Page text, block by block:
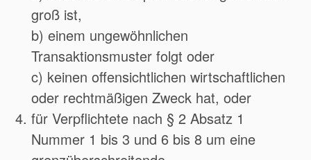
groß ist,
b) einem ungewöhnlichen
Transaktionsmuster folgt oder
c) keinen offensichtlichen wirtschaftlichen
oder rechtmäßigen Zweck hat, oder
für Verpflichtete nach § 2 Absatz 1
Nummer 1 bis 3 und 6 bis 8 um eine